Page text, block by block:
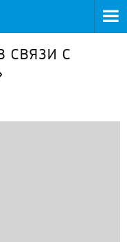
связи с